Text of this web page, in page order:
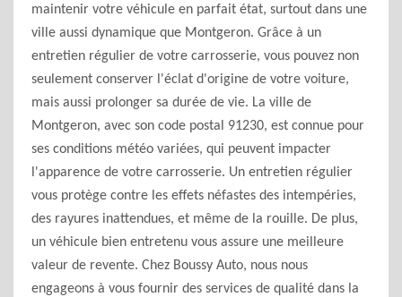
maintenir votre véhicule en parfait état, surtout dans une
ville aussi dynamique que Montgeron. Grâce à un
entretien régulier de votre carrosserie, vous pouvez non
seulement conserver l'éclat d'origine de votre voiture,
mais aussi prolonger sa durée de vie. La ville de
Montgeron, avec son code postal 91230, est connue pour
ses conditions météo variées, qui peuvent impacter
l'apparence de votre carrosserie. Un entretien régulier
vous protège contre les effets néfastes des intempéries,
des rayures inattendues, et même de la rouille. De plus,
un véhicule bien entretenu vous assure une meilleure
valeur de revente. Chez Boussy Auto, nous nous
engageons à vous fournir des services de qualité dans la